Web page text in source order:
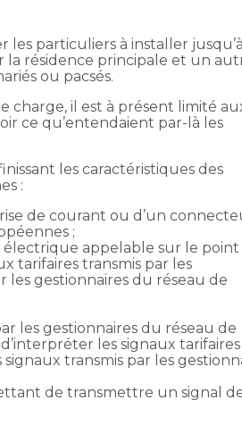
les particuliers à installer
résidence principale et un
ou pacsés.
charge, il est à présent limité
ce qu’entendaient par-là les
les caractéristiques des
:
de courant ou d’un
;
appelable sur le point
tarifaires transmis par les
les gestionnaires du réseau de
les gestionnaires du réseau de
les signaux tarifaires
transmis par les
de transmettre un signal